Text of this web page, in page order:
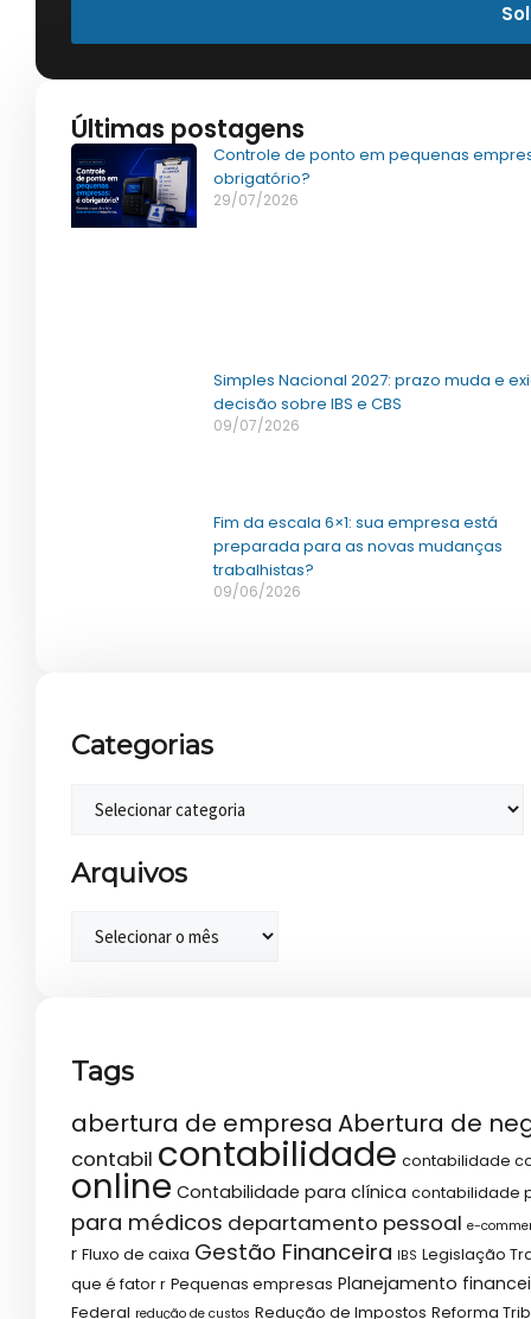
Últimas postagens
Controle de ponto em pequenas
obrigatório?
29/07/2026
Simples Nacional 2027: prazo muda e
decisão sobre IBS e CBS
09/07/2026
Fim da escala 6×1: sua empresa está
preparada para as novas mudanças
trabalhistas?
09/06/2026
Categorias
Arquivos
Tags
abertura de empresa Abertura de
contabil contabilidade contabilidade
online Contabilidade para clínica contabilidade
para médicos departamento pessoal e-
r Fluxo de caixa Gestão Financeira IBS Legislação
que é fator r Pequenas empresas Planejamento
Federal redução de custos Redução de Impostos Reforma